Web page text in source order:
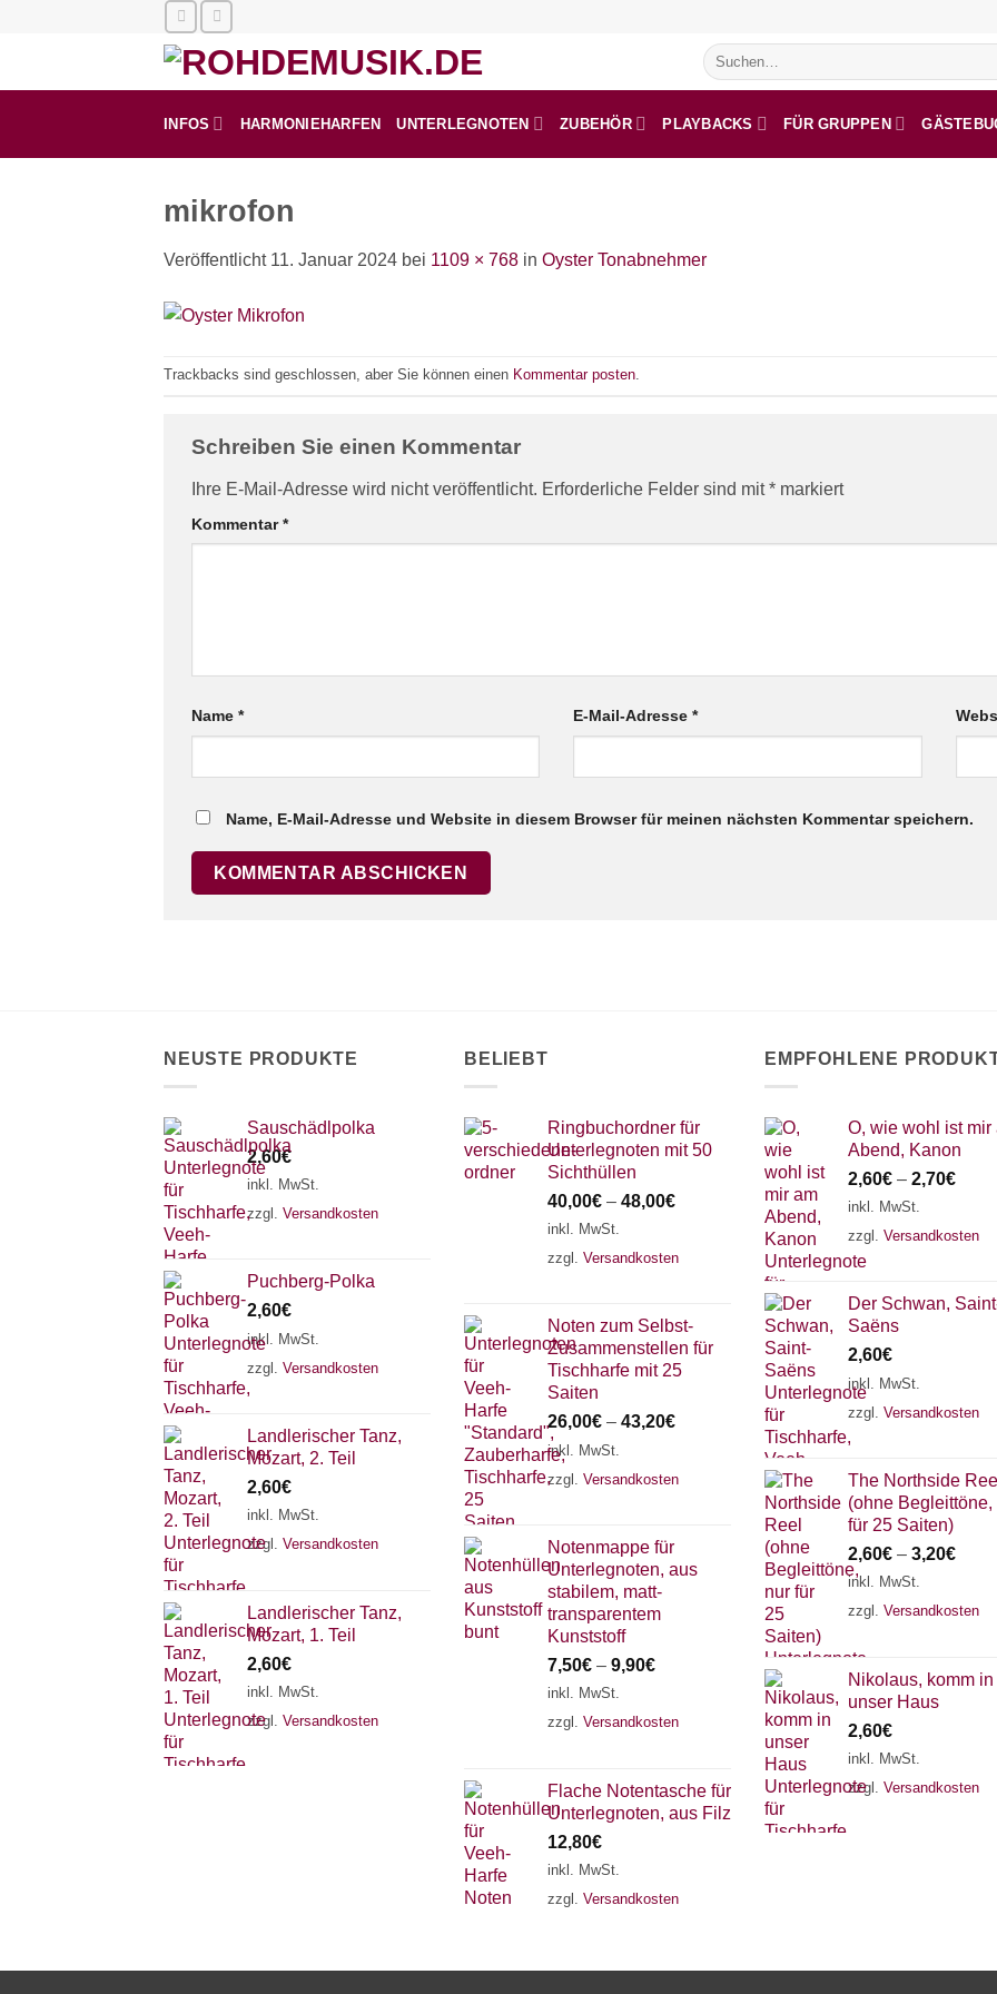
Suchen
nach:
INFOS HARMONIEHARFEN UNTERLEGNOTEN ZUBEHÖR PLAYBACKS FÜR GRUPPEN
mikrofon
Veröffentlicht 11. Januar 2024 bei 1109 × 768 in Oyster Tonabnehmer
Trackbacks sind geschlossen, aber Sie können einen Kommentar posten.
Schreiben Sie einen Kommentar
Ihre E-Mail-Adresse wird nicht veröffentlicht. Erforderliche Felder sind mit* markiert
Kommentar*
Name * E-Mail-Adresse*
Name, E-Mail-Adresse und Website in diesem Browser für meinen nächsten Kommentar speichern.
NEUSTE PRODUKTE
Sauschädlpolka
2,60€
inkl. MwSt.
zzgl. Versandkosten
Puchberg-Polka
2,60€
inkl. MwSt.
zzgl. Versandkosten
Landlerischer Tanz,
Mozart, 2. Teil
2,60€
inkl. MwSt.
zzgl. Versandkosten
Landlerischer Tanz,
Mozart, 1. Teil
2,60€
inkl. MwSt.
zzgl. Versandkosten
BELIEBT
Ringbuchordner für
Unterlegnoten mit 50
Sichthüllen
40,00€ – 48,00€
inkl. MwSt.
zzgl. Versandkosten
Noten zum Selbst-
Zusammenstellen für
Tischharfe mit 25
Saiten
26,00€ – 43,20€
inkl. MwSt.
zzgl. Versandkosten
Notenmappe für
Unterlegnoten, aus
stabilem, matt-
transparentem
Kunststoff
7,50€ – 9,90€
inkl. MwSt.
zzgl. Versandkosten
Flache Notentasche für
Unterlegnoten, aus Filz
12,80€
inkl. MwSt.
zzgl. Versandkosten
EMPFOHLENE
O, wie wohl ist mir
Abend, Kanon
2,60€ – 2,70€
inkl. MwSt.
zzgl. Versandkosten
Der Schwan,
Saëns
2,60€
inkl. MwSt.
zzgl. Versandkosten
The Northside
(ohne Begleittöne,
für 25 Saiten)
2,60€ – 3,20€
inkl. MwSt.
zzgl. Versandkosten
Nikolaus, komm in
unser Haus
2,60€
inkl. MwSt.
zzgl. Versandkosten